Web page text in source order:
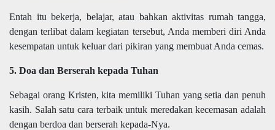
Entah itu bekerja, belajar, atau bahkan aktivitas rumah tangga,
dengan terlibat dalam kegiatan tersebut, Anda memberi diri Anda
kesempatan untuk keluar dari pikiran yang membuat Anda cemas.
5. Doa dan Berserah kepada Tuhan
Sebagai orang Kristen, kita memiliki Tuhan yang setia dan penuh
kasih. Salah satu cara terbaik untuk meredakan kecemasan adalah
dengan berdoa dan berserah kepada-Nya.